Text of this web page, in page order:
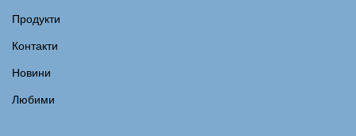
Продукти
Контакти
Новини
Любими